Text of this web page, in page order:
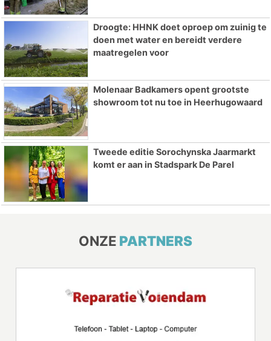
Droogte: HHNK doet oproep om zuinig te
doen met water en bereidt verdere
maatregelen voor
Molenaar Badkamers opent grootste
showroom tot nu toe in Heerhugowaard
Tweede editie Sorochynska Jaarmarkt
komt er aan in Stadspark De Parel
ONZE PARTNERS